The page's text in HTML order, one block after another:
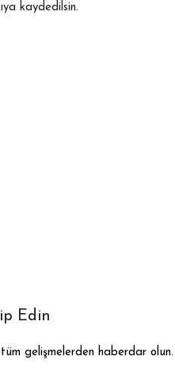
kaydedilsin.
Edin
gelişmelerden haberdar olun.